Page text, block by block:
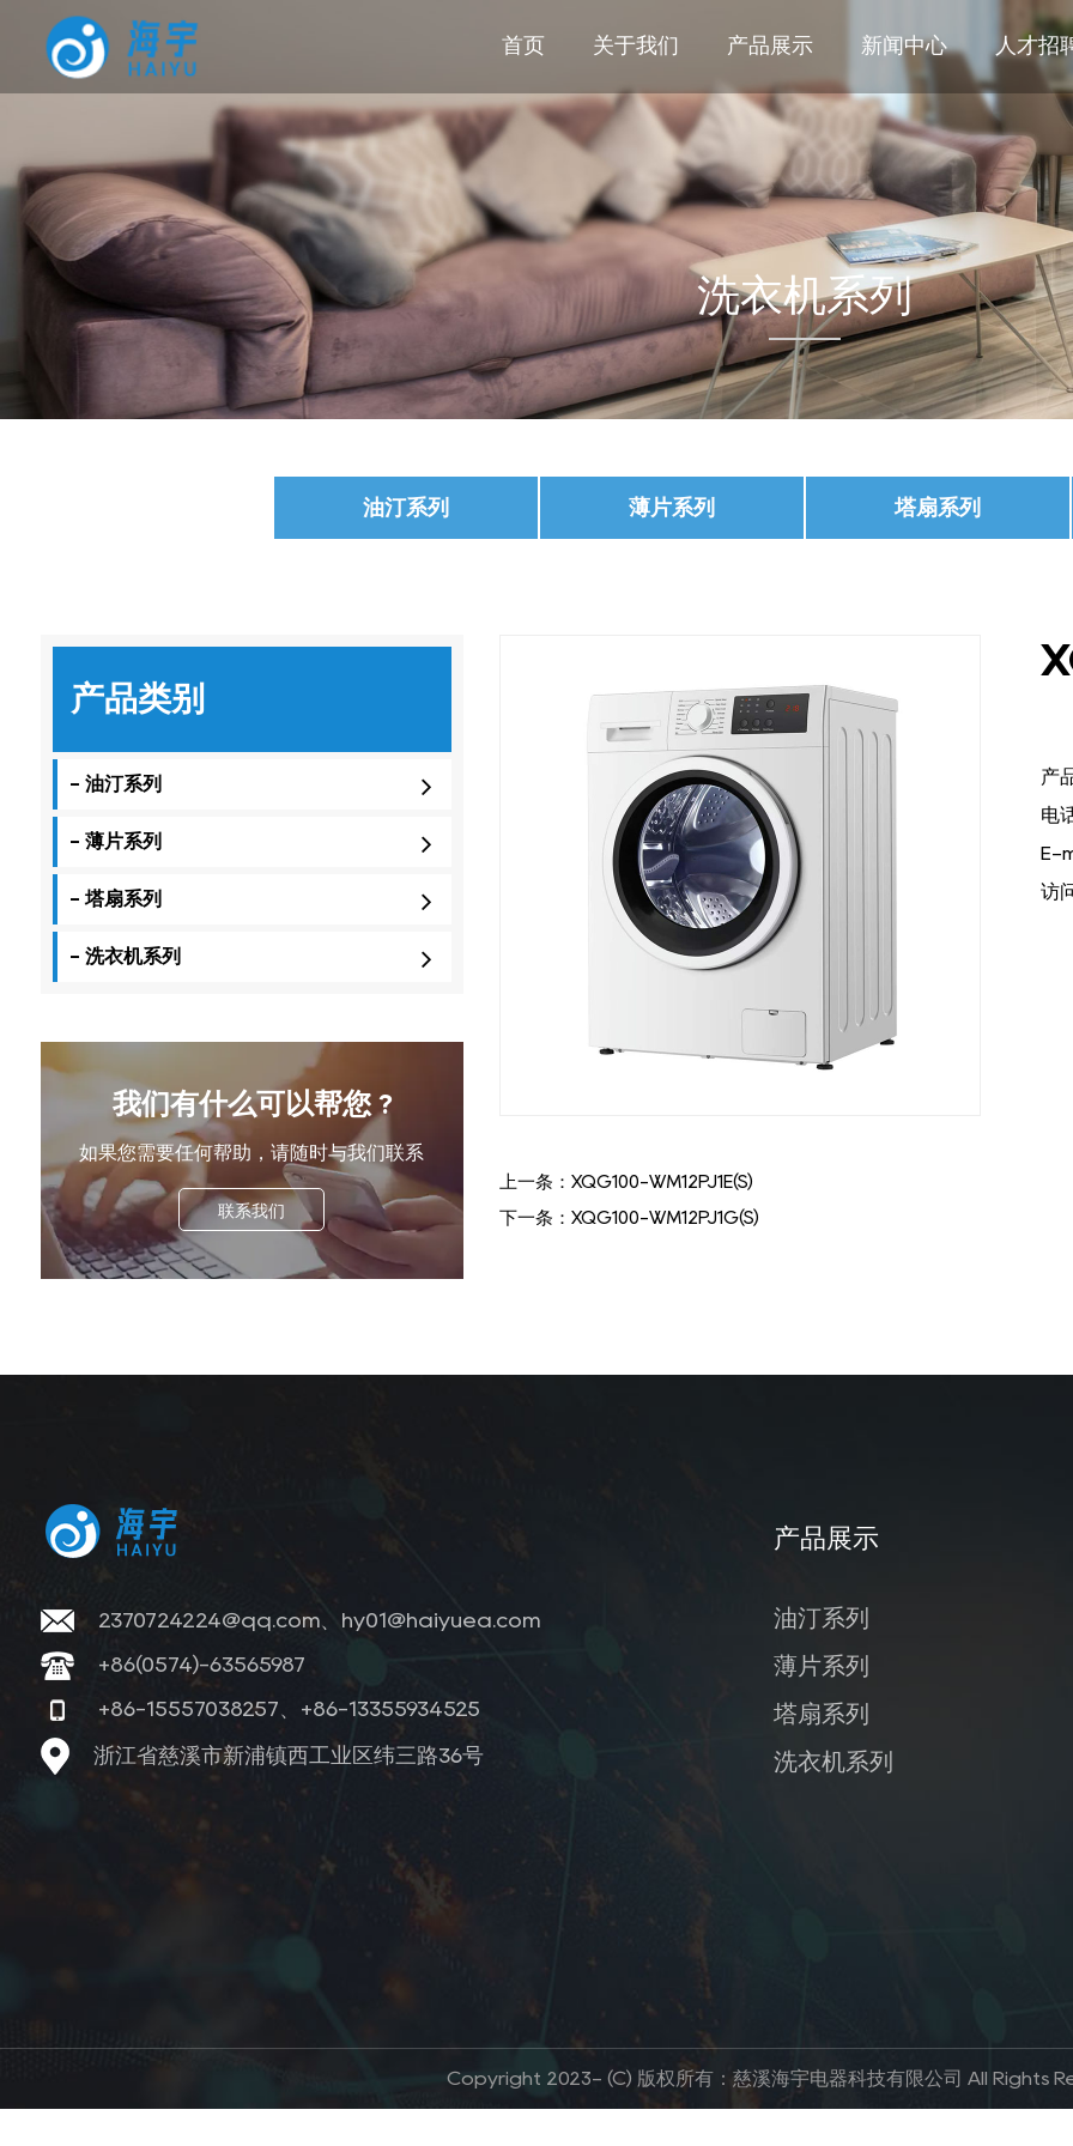
首页 关于我们 产品展示 新闻中心 人才招
洗衣机系列
油汀系列 薄片系列 塔扇系列
产品类别
- 油汀系列
- 薄片系列
- 塔扇系列
- 洗衣机系列
我们有什么可以帮您 ?
如果您需要任何帮助，请随时与我们联系
联系我们
产
电
E-
访
上一条： XQG100-WM12PJ1E(S)
下一条： XQG100-WM12PJ1G(S)
2370724224@qq.com、hy01@haiyuea.com
+86(0574)-63565987
+86-15557038257、+86-13355934525
浙江省慈溪市新浦镇西工业区纬三路36号
产品展示
油汀系列
薄片系列
塔扇系列
洗衣机系列
Copyright 2023- (C) 版权所有：慈溪海宇电器科技有限公司 All Rights